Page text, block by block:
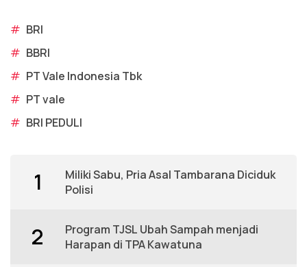
# BRI
# BBRI
# PT Vale Indonesia Tbk
# PT vale
# BRI PEDULI
1
Miliki Sabu, Pria Asal Tambarana Diciduk
Polisi
2
Program TJSL Ubah Sampah menjadi
Harapan di TPA Kawatuna